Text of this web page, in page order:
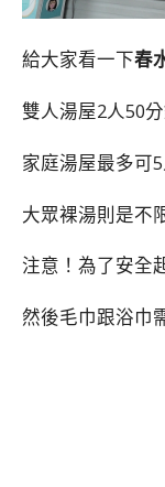
給大家看一下春
雙人湯屋2人50
家庭湯屋最多可
大眾裸湯則是不
注意！為了安全
然後毛巾跟浴巾